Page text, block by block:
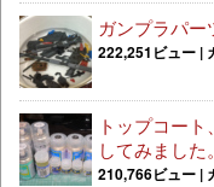
ガンプラパ
222,251ビュー |
トップコー
してみました。
210,766ビュー |